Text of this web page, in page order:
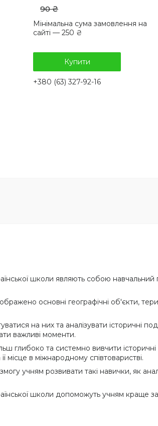
90 ₴
Мінімальна сума замовлення на
сайті — 250 ₴
Купити
+380 (63) 327-92-16
школи являють собою
основні географічні об'єкти,
на них та аналізувати історичні
важливі моменти.
глибоко та системно вивчити
місце в міжнародному співтоваристві.
учням розвивати такі навички, як
школи допоможуть учням краще